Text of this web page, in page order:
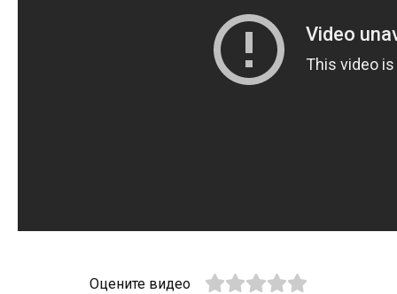
Оцените видео